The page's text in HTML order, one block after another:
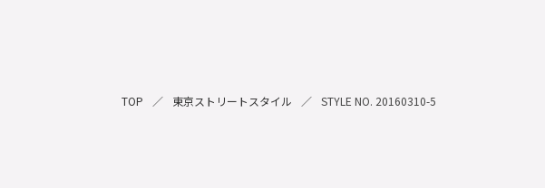
TOP 東京ストリートスタイル STYLE NO. 20160310-5